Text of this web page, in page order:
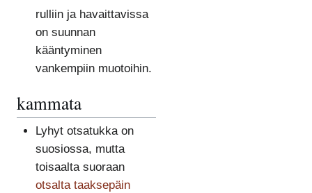
rulliin ja havaittavissa
on suunnan
kääntyminen
vankempiin muotoihin.
kammata
Lyhyt otsatukka on
suosiossa, mutta
toisaalta suoraan
otsalta taaksepäin